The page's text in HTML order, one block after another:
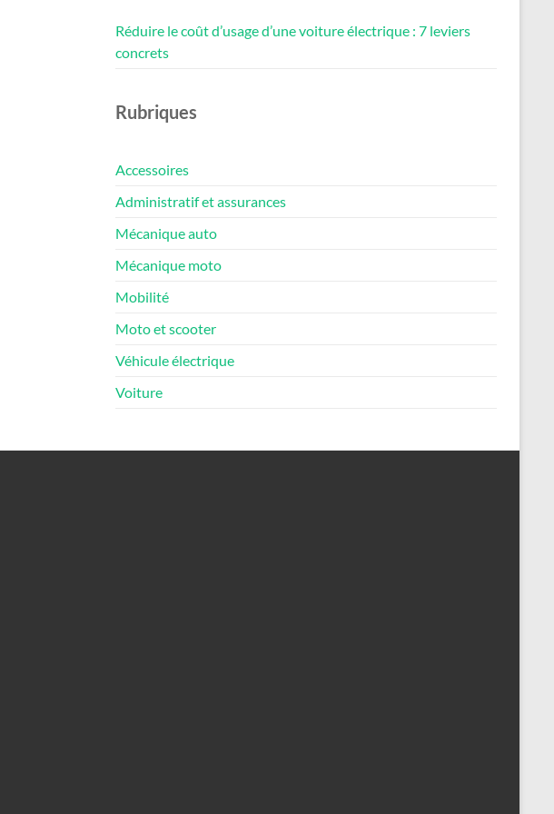
Réduire le coût d’usage d’une voiture électrique : 7 leviers
concrets
Rubriques
Accessoires
Administratif et assurances
Mécanique auto
Mécanique moto
Mobilité
Moto et scooter
Véhicule électrique
Voiture